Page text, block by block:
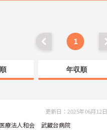
1
年収順
更新日：2025年06月12日
療法人和会 武蔵台病院